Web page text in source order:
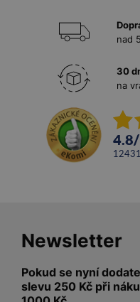
nad
30
na
4.8/
Newsletter
Pokud se nyní
slevu 250 Kč při